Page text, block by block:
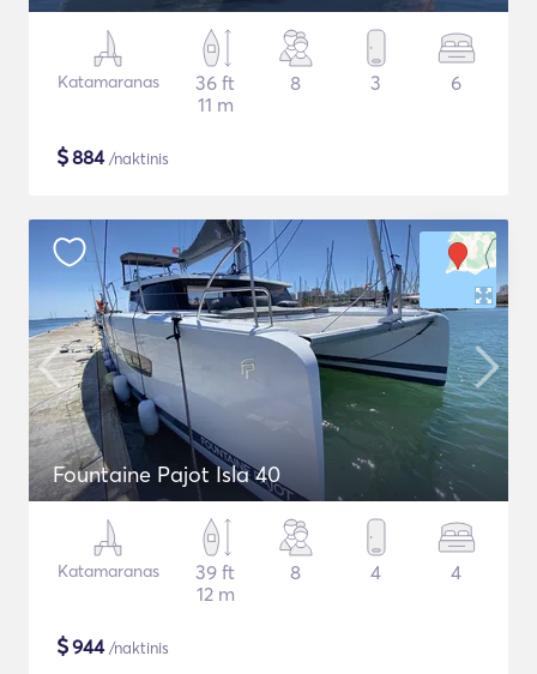
Katamaranas
36 ft
11 m
8 3 6
$884/naktinis
Fountaine Pajot Isla 40
Katamaranas
39 ft
12 m
8 4 4
$944/naktinis